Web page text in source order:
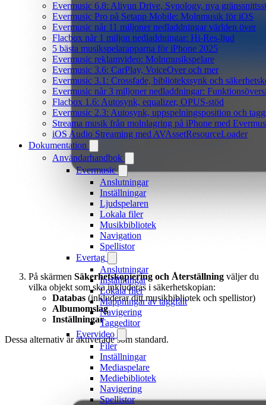
Evermusic 6.8: Aliyun Drive, Synology, nya
Evermusic Pro på Setapp Mobile: Molnmusik för iOS
Evermusic når 11 miljoner nedladdningar världen över
Flacbox når 1 miljon nedladdningar: Hi-Res-ljud
5 bästa musikspelarapparna för iPhone 2025
Evermusic reklamvideo: Molnmusikspelare
Evermusic 3.6: CarPlay, VoiceOver och mer
Evermusic 3.1: Crossfade, bibliotekssynk och
Evermusic når 3 miljoner nedladdningar:
Flacbox 1.6: Autosynk, equalizer, OPUS-stöd
Evermusic 2.3: Autosynk, uppspelningsposition och
Streama musik från molnlagring på iPhone med
iOS Audio Streaming med AVAssetResourceLoader
Dokumentation
Användarhandbok
Evermusic
Anslutningar
Inställningar
Ljudspelaren
Lokala filer
Musikbibliotek
Navigation
Spellistor
Evertag
Anslutningar
Inställningar
Lokala filer
Mappningar av taggfält
Navigering
Taggeditor
Evervideo
Filer
Inställningar
Mediaspelare
Mediebibliotek
Navigering
Spellistor
På skärmen Säkerhetskopiering och Återställning väljer du
vilka objekt som ska inkluderas i säkerhetskopian:
Databas (inkluderar ditt musikbibliotek och spellistor)
Albumomslag
Inställningar
Dessa alternativ är aktiverade som standard.